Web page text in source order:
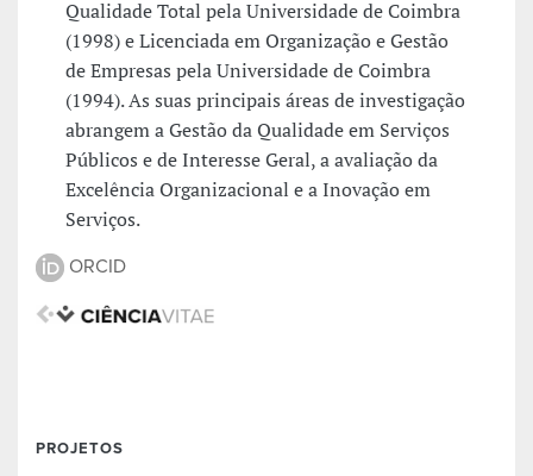
Qualidade Total pela Universidade de Coimbra
(1998) e Licenciada em Organização e Gestão
de Empresas pela Universidade de Coimbra
(1994). As suas principais áreas de investigação
abrangem a Gestão da Qualidade em Serviços
Públicos e de Interesse Geral, a avaliação da
Excelência Organizacional e a Inovação em
Serviços.
ORCID
PROJETOS